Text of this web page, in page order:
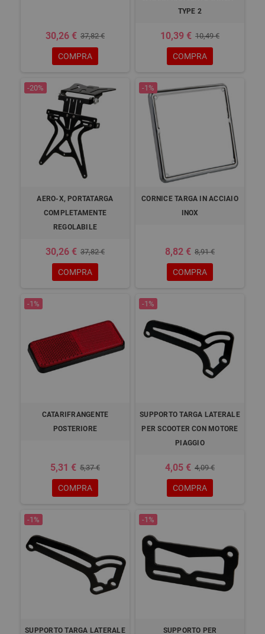
30,26 € 37,82 €
COMPRA
TYPE 2
10,39 € 10,49 €
COMPRA
-20%
AERO-X, PORTATARGA
COMPLETAMENTE
REGOLABILE
30,26 € 37,82 €
COMPRA
-1%
CORNICE TARGA IN ACCIAIO
INOX
8,82 € 8,91 €
COMPRA
-1%
CATARIFRANGENTE
POSTERIORE
5,31 € 5,37 €
COMPRA
-1%
SUPPORTO TARGA LATERALE
PER SCOOTER CON MOTORE
PIAGGIO
4,05 € 4,09 €
COMPRA
-1%
SUPPORTO TARGA LATERALE
-1%
SUPPORTO PER